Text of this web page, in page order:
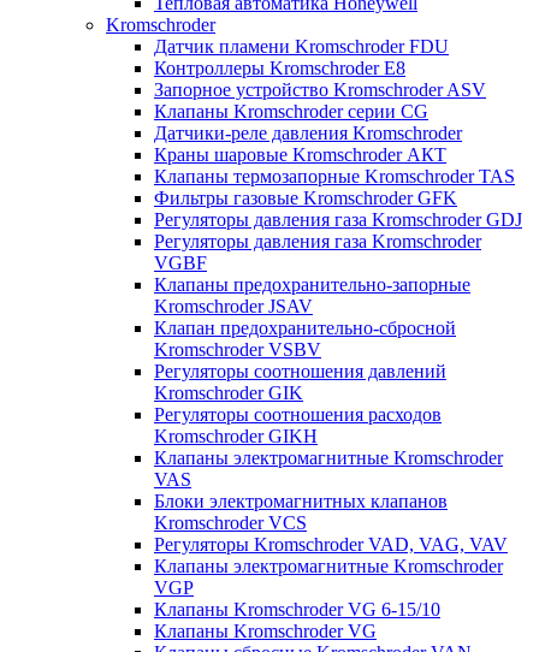
Kromschroder
Датчик пламени Kromschroder FDU
Контроллеры Kromschroder E8
Запорное устройство Kromschroder ASV
Клапаны Kromschroder серии CG
Датчики-реле давления Kromschroder
Краны шаровые Kromschroder АКТ
Клапаны термозапорные Kromschroder TAS
Фильтры газовые Kromschroder GFK
Регуляторы давления газа Kromschroder GDJ
Регуляторы давления газа Kromschroder
VGBF
Клапаны предохранительно-запорные
Kromschroder JSAV
Клапан предохранительно-сбросной
Kromschroder VSBV
Регуляторы соотношения давлений
Kromschroder GIK
Регуляторы соотношения расходов
Kromschroder GIKH
Клапаны электромагнитные Kromschroder
VAS
Блоки электромагнитных клапанов
Kromschroder VCS
Регуляторы Kromschroder VAD, VAG, VAV
Клапаны электромагнитные Kromschroder
VGP
Клапаны Kromschroder VG 6-15/10
Клапаны Kromschroder VG